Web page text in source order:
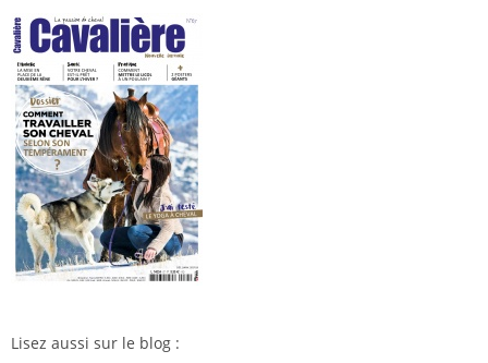
Lisez aussi sur le blog :